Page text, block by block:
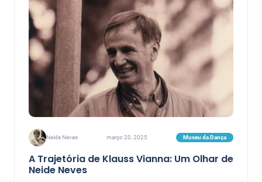
Teatro, atuando principalmente nos seguintes temas:
corpo e movimento, preparação corporal, educação
somática e dramaturgia corporal. Tem como
fundamentação de seu trabalho a Técnica Klauss Vianna,
de cuja sistematização participa desde 1984.
Neide Neves março 20, 2025 Museu da Dança
A Trajetória de Klauss Vianna: Um Olhar de
Neide Neves